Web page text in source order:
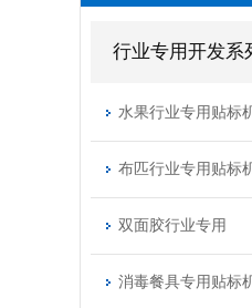
行业专用开发系
水果行业专用贴标
布匹行业专用贴标
双面胶行业专用
消毒餐具专用贴标